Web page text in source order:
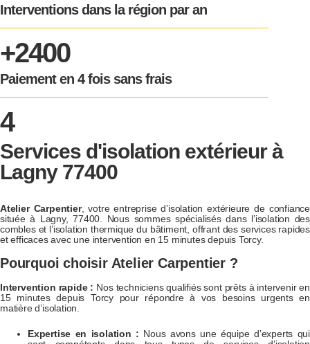
Interventions dans la région par an
+2400
Paiement en 4 fois sans frais
4
Services d'isolation extérieur à
Lagny 77400
Atelier Carpentier, votre entreprise d’isolation extérieure de confiance
située à Lagny, 77400. Nous sommes spécialisés dans l’isolation des
combles et l’isolation thermique du bâtiment, offrant des services rapides
et efficaces avec une intervention en 15 minutes depuis Torcy.
Pourquoi choisir Atelier Carpentier ?
Intervention rapide : Nos techniciens qualifiés sont prêts à intervenir en
15 minutes depuis Torcy pour répondre à vos besoins urgents en
matière d’isolation.
Expertise en isolation : Nous avons une équipe d’experts qui